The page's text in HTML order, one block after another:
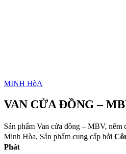
MINH HòA
VAN CỬA ĐỒNG –
Sản phẩm Van cửa đồng – MBV, nêm
Minh Hòa, Sản phẩm cung cấp bởi
Phát